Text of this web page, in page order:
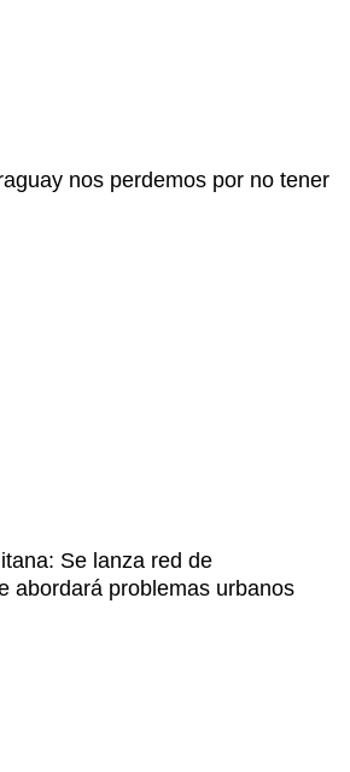
nos perdemos por no tener
Se lanza red de
abordará problemas urbanos